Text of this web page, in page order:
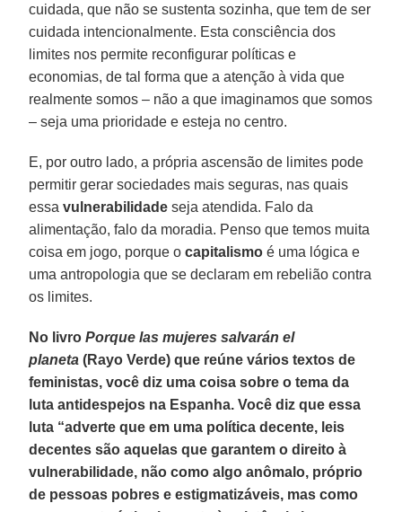
cuidada, que não se sustenta sozinha, que tem de ser
cuidada intencionalmente. Esta consciência dos
limites nos permite reconfigurar políticas e
economias, de tal forma que a atenção à vida que
realmente somos – não a que imaginamos que somos
– seja uma prioridade e esteja no centro.
E, por outro lado, a própria ascensão de limites pode
permitir gerar sociedades mais seguras, nas quais
essavulnerabilidade seja atendida. Falo da
alimentação, falo da moradia. Penso que temos muita
coisa em jogo, porque ocapitalismo é uma lógica e
uma antropologia que se declaram em rebelião contra
os limites.
No livroPorque las mujeres salvarán el
planeta (Rayo Verde) que reúne vários textos de
feministas, você diz uma coisa sobre o tema da
luta antidespejos na Espanha. Você diz que essa
luta “adverte que em uma política decente, leis
decentes são aquelas que garantem o direito à
vulnerabilidade, não como algo anômalo, próprio
de pessoas pobres e estigmatizáveis, mas como